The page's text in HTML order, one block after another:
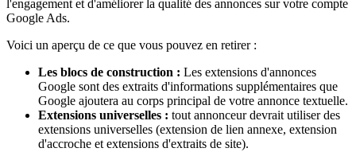
l'engagement et d'améliorer la qualité des annonces sur votre compte
Google Ads.
Voici un aperçu de ce que vous pouvez en retirer :
Les blocs de construction : Les extensions d'annonces
Google sont des extraits d'informations supplémentaires que
Google ajoutera au corps principal de votre annonce textuelle.
Extensions universelles : tout annonceur devrait utiliser des
extensions universelles (extension de lien annexe, extension
d'accroche et extensions d'extraits de site).